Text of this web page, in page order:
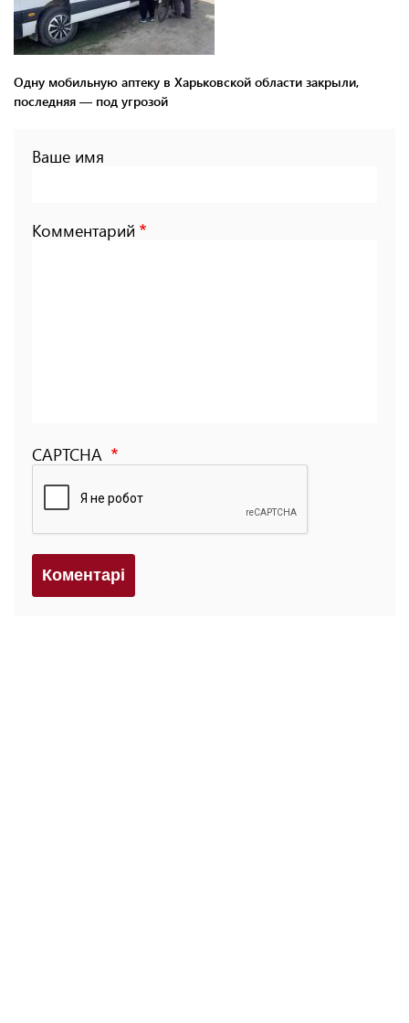
Одну мобильную аптеку в Харьковской области закрыли,
последняя — под угрозой
Ваше имя
Комментарий
CAPTCHA
Коментарi